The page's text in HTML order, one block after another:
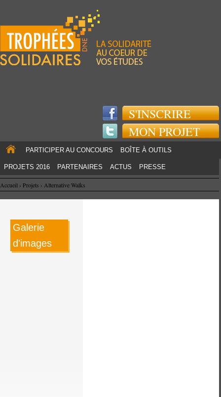
S'INSCRIRE
MON PROJET
PARTICIPER AU CONCOURS BOÎTE À OUTILS
PROJETS 2016 PARTENAIRES ACTUS PRESSE
Accueil › Projets › Alternative Walks
Galerie
d'images